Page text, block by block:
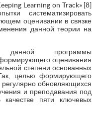
Learning on Track» [8]
систематизировать
оценивании в связке
данной теории на
данной программы
оценивания
степени основанных
целью формирующего
регулярно обновляющихся
и преподавания под
пяти ключевых